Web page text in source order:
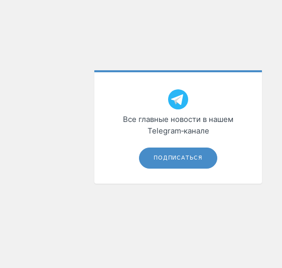
Все главные новости в нашем
Telegram‑канале
ПОДПИСАТЬСЯ